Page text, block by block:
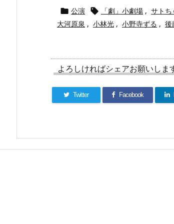
 公演  「劇」小劇場 , サトち
大河原泉 , 小林光 , 小野寺ずる , 後
よろしければシェアお願いしま
Twitter Facebook